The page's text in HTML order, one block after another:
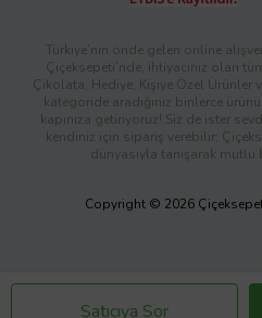
Satıcıya Sor
Türkiye’nin önde gelen online
Çiçeksepeti’nde, ihtiyacınız olan
Çikolata, Hediye, Kişiye Özel Ürünler
kategoride aradığınız binlerce
kapınıza getiriyoruz! Siz de ister
kendiniz için sipariş verebilir;
dünyasıyla tanışarak
Copyright © 2026